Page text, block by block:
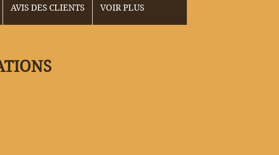
AVIS DES CLIENTS VOIR PLUS